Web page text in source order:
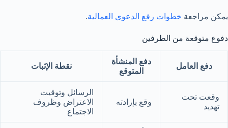
يمكن مراجعة خطوات رفع الدعوى العمالية.
دفوع متوقعة من الطرفين
دفع العامل
دفع المنشأة
المتوقع
نقطة الإثبات
وقعت تحت
تهديد
وقع بإرادته
الرسائل وتوقيت
الاعتراض وظروف
الاجتماع